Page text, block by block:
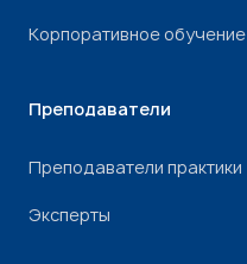
Корпоративное обучение
Преподаватели
Преподаватели практики
Эксперты